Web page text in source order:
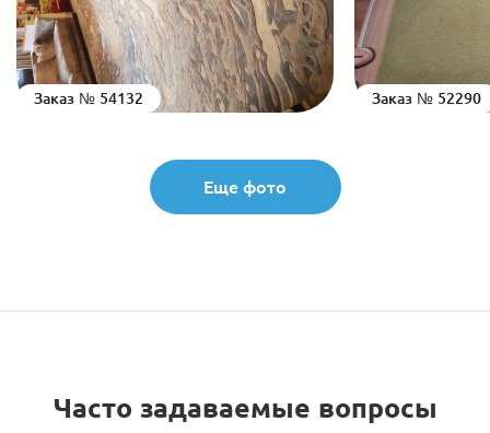
Заказ № 54132 Заказ № 52290
Еще фото
Часто задаваемые вопросы